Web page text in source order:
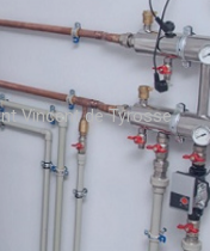
Vincent de Tyrosse